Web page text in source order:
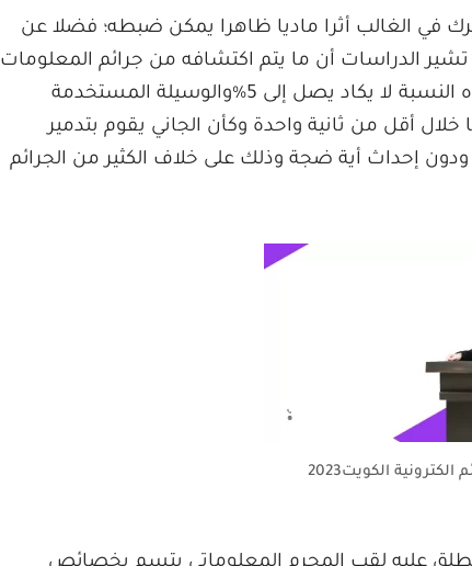
في الغالب أثرا ماديا ظاهرا يمكن ضبطه؛ فضلا عن
تشير الدراسات أن ما يتم اكتشافه من جرائم المعلومات
يصل إلى نسبة 1% والذي يتم الإبلاغ عنه من هذه النسبة لا يكاد يصل إلى 5%والوسيلة المستخدمة
خلال أقل من ثانية واحدة وكأن الجاني يقوم بتدمير
إحداث أية ضجة وذلك على خلاف الكثير من الجرائم
الكويت2023